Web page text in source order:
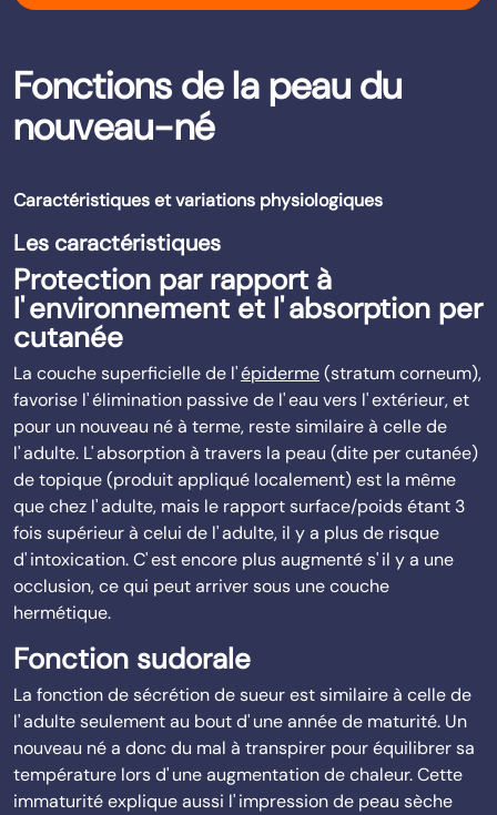
Fonctions de la peau du
nouveau-né
Caractéristiques et variations physiologiques
Les caractéristiques
Protection par rapport à
l' environnement et l' absorption per
cutanée
La couche superficielle de l'épiderme(stratum corneum),
favorise l' élimination passive de l' eau vers l' extérieur, et
pour un nouveau né à terme, reste similaire à celle de
l' adulte. L' absorption à travers la peau (dite per cutanée)
de topique (produit appliqué localement) est la même
que chez l' adulte, mais le rapport surface/poids étant 3
fois supérieur à celui de l' adulte, il y a plus de risque
d' intoxication. C' est encore plus augmenté s' il y a une
occlusion, ce qui peut arriver sous une couche
hermétique.
Fonction sudorale
La fonction de sécrétion de sueur est similaire à celle de
l' adulte seulement au bout d' une année de maturité. Un
nouveau né a donc du mal à transpirer pour équilibrer sa
température lors d' une augmentation de chaleur. Cette
immaturité explique aussi l' impression de peau sèche